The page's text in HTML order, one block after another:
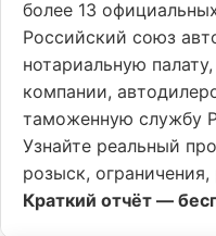
более 13
Российский союз
нотариальную
компании,
таможенную службу
Узнайте реальный
розыск,
Краткий отчёт —